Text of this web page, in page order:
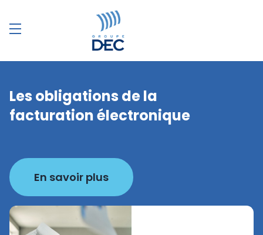
Les obligations de la
facturation électronique
En savoir plus